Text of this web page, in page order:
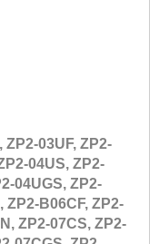
ZP2-03UF, ZP2-
04US, ZP2-
04UGS, ZP2-
ZP2-B06CF, ZP2-
ZP2-07CS, ZP2-